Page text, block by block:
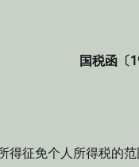
国税函〔
得征免个人所得税的